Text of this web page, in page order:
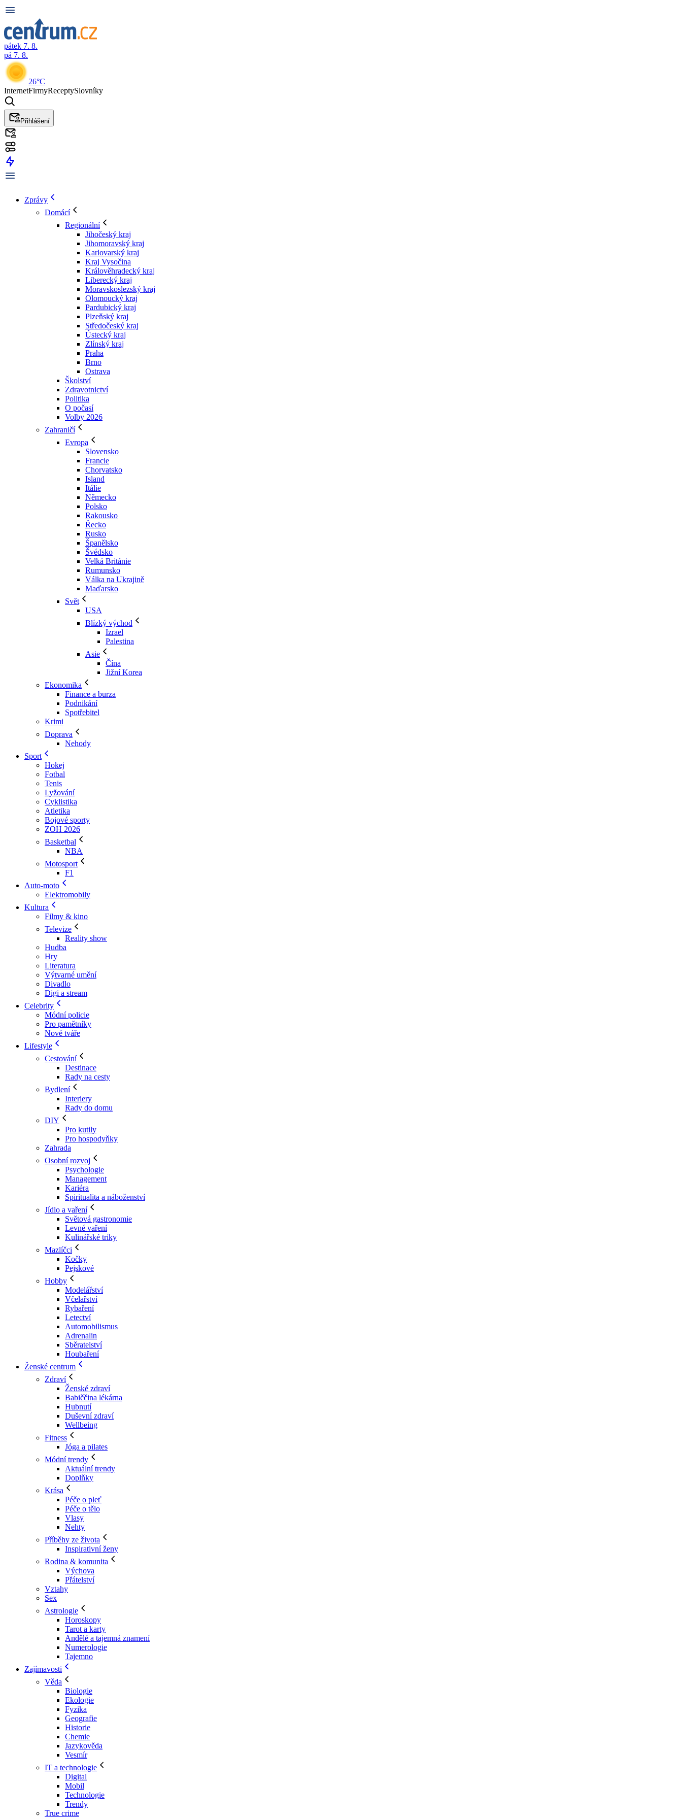
pátek 7. 8.
pá 7. 8.
26°C
InternetFirmyReceptySlovníky
Přihlášení
Zprávy
Domácí
Regionální
Jihočeský kraj
Jihomoravský kraj
Karlovarský kraj
Kraj Vysočina
Králověhradecký kraj
Liberecký kraj
Moravskoslezský kraj
Olomoucký kraj
Pardubický kraj
Plzeňský kraj
Středočeský kraj
Ústecký kraj
Zlínský kraj
Praha
Brno
Ostrava
Školství
Zdravotnictví
Politika
O počasí
Volby 2026
Zahraničí
Evropa
Slovensko
Francie
Chorvatsko
Island
Itálie
Německo
Polsko
Rakousko
Řecko
Rusko
Španělsko
Švédsko
Velká Británie
Rumunsko
Válka na Ukrajině
Maďarsko
Svět
USA
Blízký východ
Izrael
Palestina
Asie
Čína
Jižní Korea
Ekonomika
Finance a burza
Podnikání
Spotřebitel
Krimi
Doprava
Nehody
Sport
Hokej
Fotbal
Tenis
Lyžování
Cyklistika
Atletika
Bojové sporty
ZOH 2026
Basketbal
NBA
Motosport
F1
Auto-moto
Elektromobily
Kultura
Filmy & kino
Televize
Reality show
Hudba
Hry
Literatura
Výtvarné umění
Divadlo
Digi a stream
Celebrity
Módní policie
Pro pamětníky
Nové tváře
Lifestyle
Cestování
Destinace
Rady na cesty
Bydlení
Interiery
Rady do domu
DIY
Pro kutily
Pro hospodyňky
Zahrada
Osobní rozvoj
Psychologie
Management
Kariéra
Spiritualita a náboženství
Jídlo a vaření
Světová gastronomie
Levné vaření
Kulinářské triky
Mazlíčci
Kočky
Pejskové
Hobby
Modelářství
Včelařství
Rybaření
Letectví
Automobilismus
Adrenalin
Sběratelství
Houbaření
Ženské centrum
Zdraví
Ženské zdraví
Babiččina lékárna
Hubnutí
Duševní zdraví
Wellbeing
Fitness
Jóga a pilates
Módní trendy
Aktuální trendy
Doplňky
Krása
Péče o pleť
Péče o tělo
Vlasy
Nehty
Příběhy ze života
Inspirativní ženy
Rodina & komunita
Výchova
Přátelství
Vztahy
Sex
Astrologie
Horoskopy
Tarot a karty
Andělé a tajemná znamení
Numerologie
Tajemno
Zajímavosti
Věda
Biologie
Ekologie
Fyzika
Geografie
Historie
Chemie
Jazykověda
Vesmír
IT a technologie
Digital
Mobil
Technologie
Trendy
True crime